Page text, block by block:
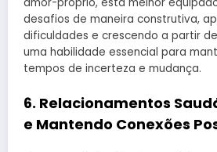
amor-próprio, está melhor
desafios de maneira construtiva,
dificuldades e crescendo a partir
uma habilidade essencial para
tempos de incerteza e mudança.
6. Relacionamentos
e Mantendo Conexões